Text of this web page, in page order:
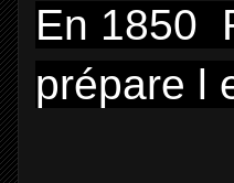
En 1850
prépare l